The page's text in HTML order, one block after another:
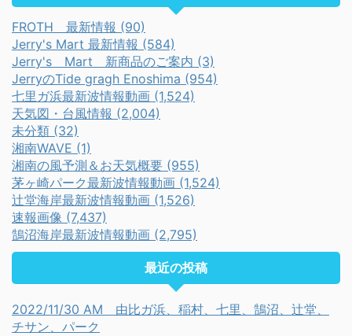
FROTH 最新情報 (90)
Jerry's Mart 最新情報 (584)
Jerry's Mart 新商品のご案内 (3)
JerryのTide gragh Enoshima (954)
七里ガ浜最新波情報動画 (1,524)
天気図・台風情報 (2,004)
未分類 (32)
湘南WAVE (1)
湘南の風予測＆お天気概要 (955)
茅ヶ崎パーク最新波情報動画 (1,524)
辻堂海岸最新波情報動画 (1,526)
速報画像 (7,437)
鵠沼海岸最新波情報動画 (2,795)
最近の投稿
2022/11/30 AM 由比ガ浜、稲村、七里、鵠沼、辻堂、
チサン、パーク